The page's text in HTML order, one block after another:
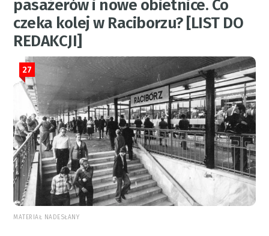
pasażerów i nowe obietnice. Co
czeka kolej w Raciborzu? [LIST DO
REDAKCJI]
27
MATERIAŁ NADESŁANY